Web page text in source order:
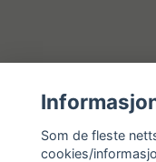
Som de fleste
cookies/